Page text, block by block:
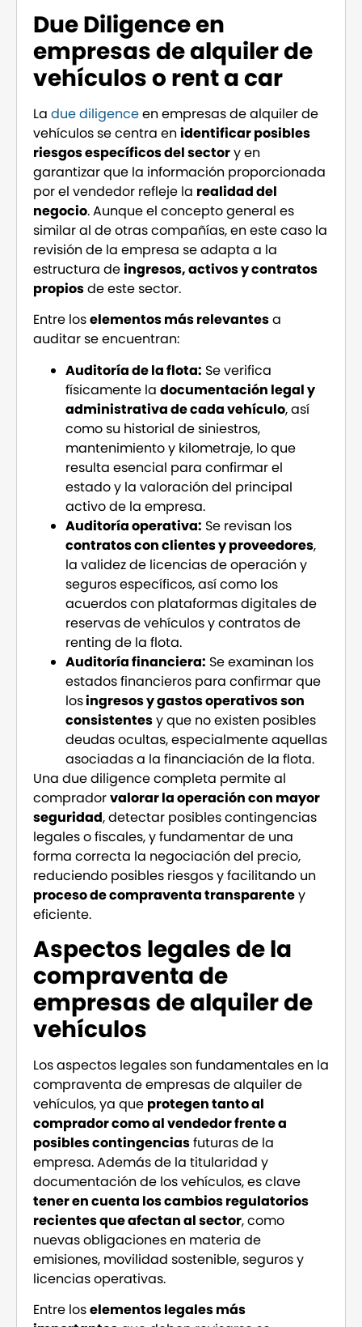
Due Diligence en
empresas de alquiler de
vehículos o rent a car
La due diligenceen empresas de alquiler de
vehículos se centra enidentificar posibles
riesgos específicos del sectory en
garantizar que la información proporcionada
por el vendedor refleje la realidad del
negocio. Aunque el concepto general es
similar al de otras compañías, en este caso la
revisión de la empresa se adapta a la
estructura deingresos, activos y contratos
propiosde este sector.
Entre loselementos más relevantesa
auditar se encuentran:
Auditoría de la flota: Se verifica
físicamente la documentación legal y
administrativa de cada vehículo, así
como su historial de siniestros,
mantenimiento y kilometraje, lo que
resulta esencial para confirmar el
estado y la valoración del principal
activo de la empresa.
Auditoría operativa: Se revisan los
contratos con clientes y proveedores,
la validez de licencias de operación y
seguros específicos, así como los
acuerdos con plataformas digitales de
reservas de vehículos y contratos de
renting de la flota.
Auditoría financiera: Se examinan los
estados financieros para confirmar que
losingresos y gastos operativos son
consistentesy que no existen posibles
deudas ocultas, especialmente aquellas
asociadas a la financiación de la flota.
Una due diligence completa permite al
compradorvalorar la operación con mayor
seguridad, detectar posibles contingencias
legales o fiscales, y fundamentar de una
forma correcta la negociación del precio,
reduciendo posibles riesgos y facilitando un
proceso de compraventa transparentey
eficiente.
Aspectos legales de la
compraventa de
empresas de alquiler de
vehículos
Los aspectos legales son fundamentales en la
compraventa de empresas de alquiler de
vehículos, ya que protegen tanto al
comprador como al vendedor frente a
posibles contingenciasfuturas de la
empresa. Además de la titularidad y
documentación de los vehículos, es clave
tener en cuenta los cambios regulatorios
recientes que afectan al sector, como
nuevas obligaciones en materia de
emisiones, movilidad sostenible, seguros y
licencias operativas.
Entre loselementos legales más